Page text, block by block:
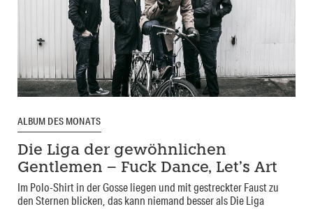
ALBUM DES MONATS
Die Liga der gewöhnlichen
Gentlemen – Fuck Dance, Let’s Art
Im Polo-Shirt in der Gosse liegen und mit gestreckter Faust zu
den Sternen blicken, das kann niemand besser als Die Liga